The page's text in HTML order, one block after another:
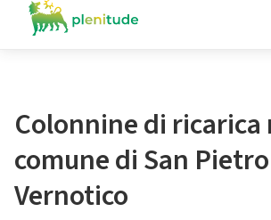
Colonnine di ricarica
comune di San Pietro
Vernotico